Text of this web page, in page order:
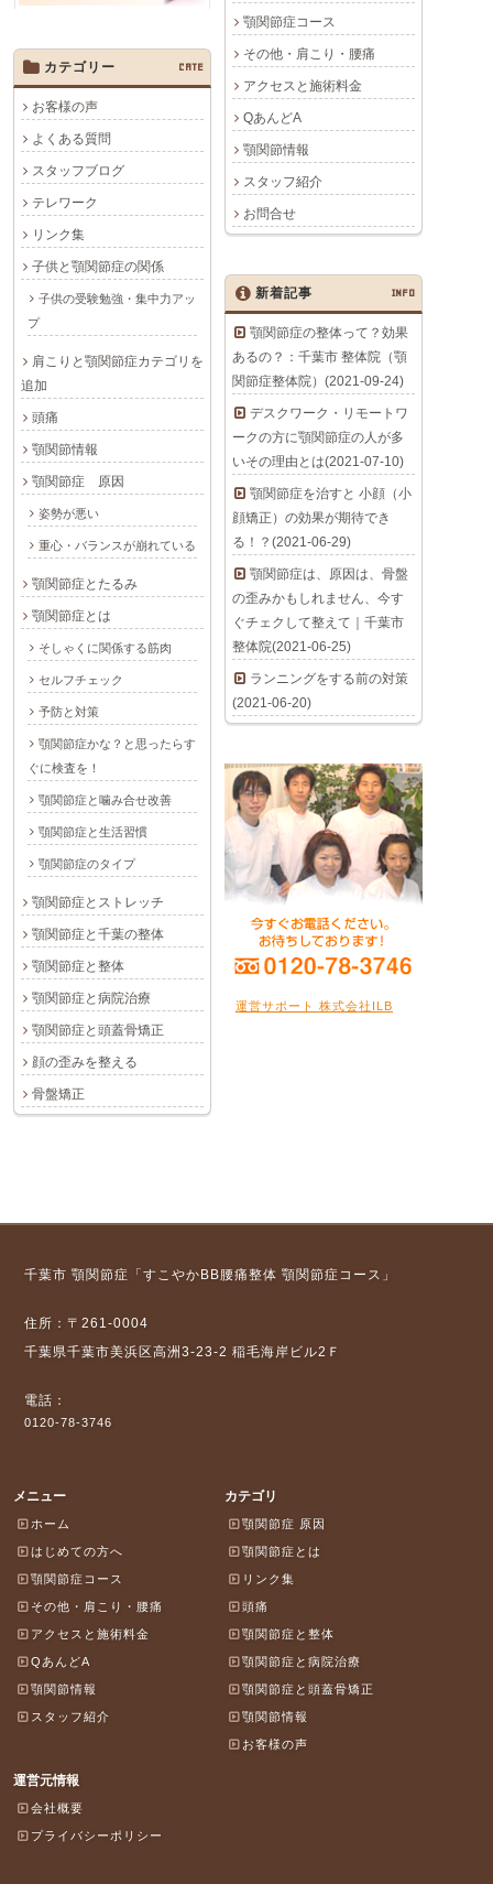
顎関節症コース
その他・肩こり・腰痛
アクセスと施術料金
QあんどA
顎関節情報
スタッフ紹介
お問合せ
カテゴリー CATE
お客様の声
よくある質問
スタッフブログ
テレワーク
リンク集
子供と顎関節症の関係
子供の受験勉強・集中力アッ
プ
肩こりと顎関節症カテゴリを
追加
頭痛
顎関節情報
顎関節症 原因
姿勢が悪い
重心・バランスが崩れている
顎関節症とたるみ
顎関節症とは
そしゃくに関係する筋肉
セルフチェック
予防と対策
顎関節症かな？と思ったらす
ぐに検査を！
顎関節症と噛み合せ改善
顎関節症と生活習慣
顎関節症のタイプ
顎関節症とストレッチ
顎関節症と千葉の整体
顎関節症と整体
顎関節症と病院治療
顎関節症と頭蓋骨矯正
顔の歪みを整える
骨盤矯正
新着記事 INFO
顎関節症の整体って？効果
あるの？：千葉市 整体院（顎
関節症整体院）(2021-09-24)
デスクワーク・リモートワ
ークの方に顎関節症の人が多
いその理由とは(2021-07-10)
顎関節症を治すと 小顔（小
顔矯正）の効果が期待でき
る！？(2021-06-29)
顎関節症は、原因は、骨盤
の歪みかもしれません、今す
ぐチェクして整えて｜千葉市
整体院(2021-06-25)
ランニングをする前の対策
(2021-06-20)
運営サポート 株式会社ILB
千葉市 顎関節症「すこやかBB腰痛整体 顎関節症コース」
住所：〒261-0004
千葉県千葉市美浜区高洲3-23-2 稲毛海岸ビル2Ｆ
電話：
0120-78-3746
メニュー
ホーム
はじめての方へ
顎関節症コース
その他・肩こり・腰痛
アクセスと施術料金
QあんどA
顎関節情報
スタッフ紹介
カテゴリ
顎関節症 原因
顎関節症とは
リンク集
頭痛
顎関節症と整体
顎関節症と病院治療
顎関節症と頭蓋骨矯正
顎関節情報
お客様の声
運営元情報
会社概要
プライバシーポリシー